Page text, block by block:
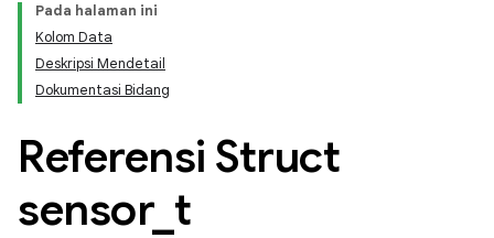
Pada halaman ini
Kolom Data
Deskripsi Mendetail
Dokumentasi Bidang
Referensi Struct
sensor_ t